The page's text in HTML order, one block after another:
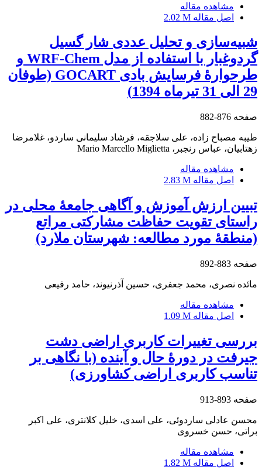
مشاهده مقاله
اصل مقاله 2.02 M
شبیه‌سازی و تحلیل عددی شار گسیل
گردوغبار با استفاده از مدل WRF-Chem و
طرحوارۀ فرسایش بادی GOCART (طوفان
29 الی 31 تیرماه 1394)
صفحه 876-882
طیبه مصباح زاده، علی سلاجقه، فرشاد سلیمانی ساردو، غلامرضا
زهتابیان، عباس رنجبر، Mario Marcello Miglietta
مشاهده مقاله
اصل مقاله 2.83 M
تبیین ارزش آموزش و آگاهی جامعۀ ‌محلی در
راستای تقویت حفاظت مشارکتی مراتع
(منطقۀ مورد مطالعه: شهرستان ملارد)
صفحه 883-892
مائده نصری، محمد جعفری، حسین آذرنیوند، حامد رفیعی
مشاهده مقاله
اصل مقاله 1.09 M
بررسی تغییرات کاربری اراضی دشت
جیرفت در دورۀ حال و آینده (با نگاهی بر
تناسب کاربری اراضی کشاورزی)
صفحه 893-913
محسن عادلی ساردوئی، علی اسدی، خلیل کلانتری، علی اکبر
براتی، حسن خسروی
مشاهده مقاله
اصل مقاله 1.82 M